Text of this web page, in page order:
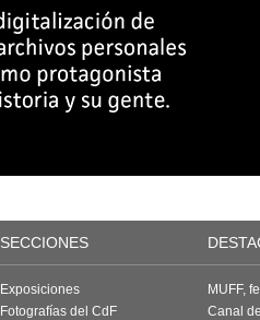
SECCIONES
Exposiciones
Fotografías del CdF
MUFF,
Canal